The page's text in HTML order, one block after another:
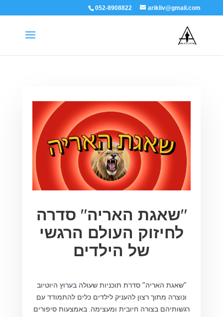
052-8908822 arikliv@gmail.com
"שאגת האריה" סדרה
לחיזוק העולם הרגשי
של הילדים
"שאגת האריה" סדרת תוכניות שעולה בערוץ היוטיוב
ונוצרה מתוך רצון להעניק לילדים כלים להתמודד עם
רגשותיהם בצורה חיובית ומעצימה. באמצעות סיפורים